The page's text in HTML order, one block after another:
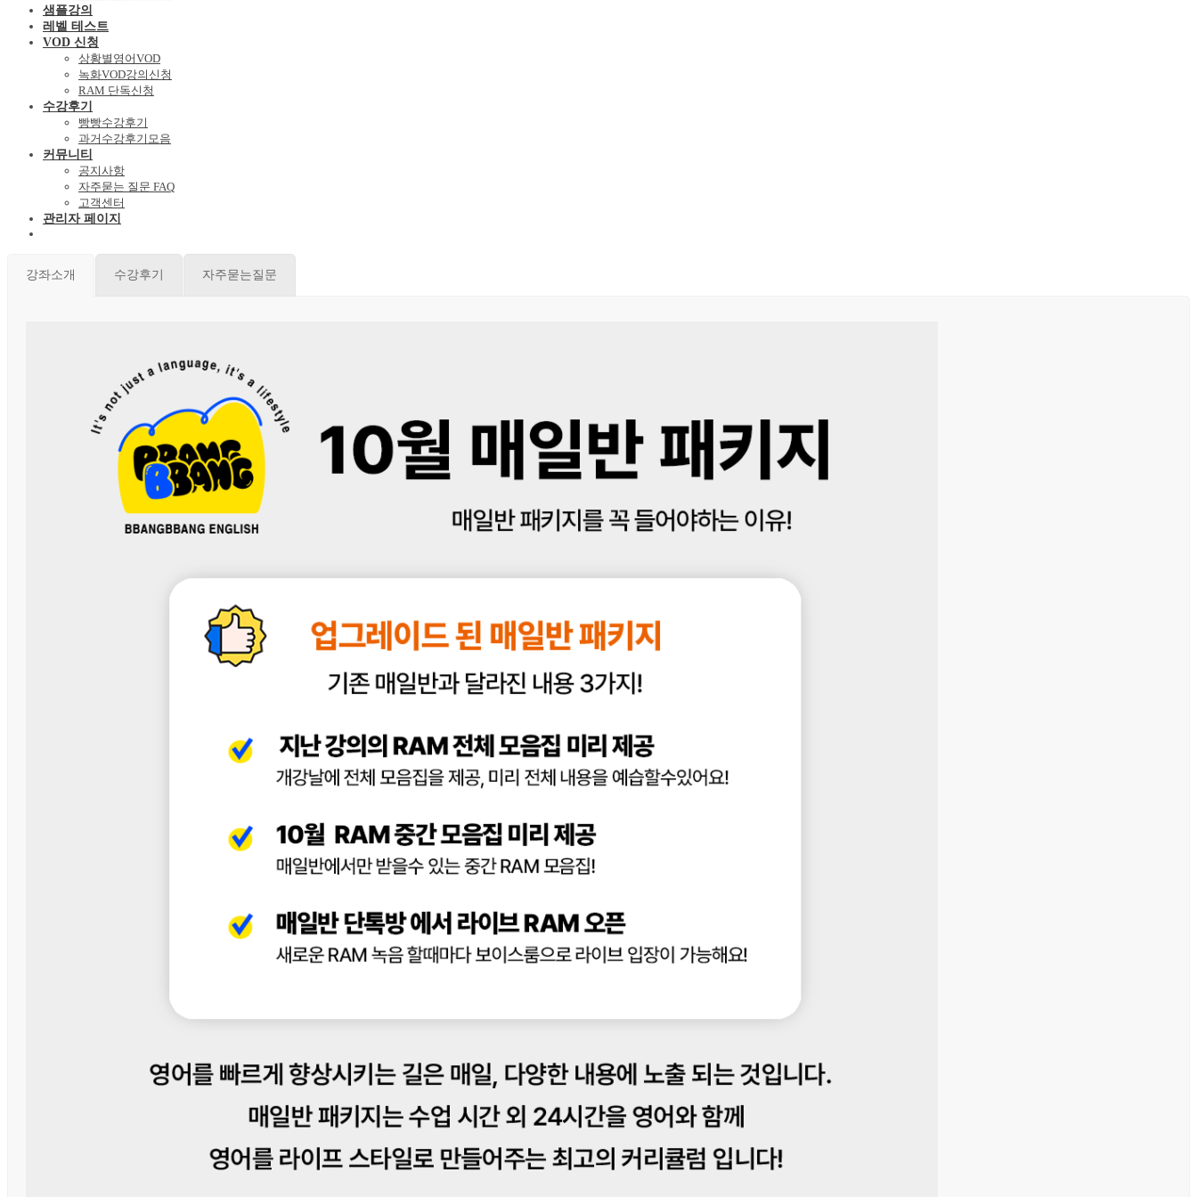
샘플강의
레벨 테스트
VOD 신청
상황별영어VOD
녹화VOD강의신청
RAM 단독신청
수강후기
빵빵수강후기
과거수강후기모음
커뮤니티
공지사항
자주묻는 질문 FAQ
고객센터
관리자 페이지
강좌소개 수강후기 자주묻는질문